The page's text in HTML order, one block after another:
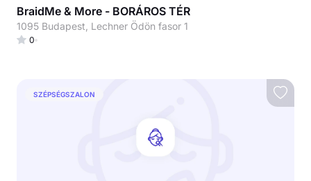
BraidMe & More - BORÁROS TÉR
1095 Budapest, Lechner Ödön fasor 1
0
SZÉPSÉGSZALON